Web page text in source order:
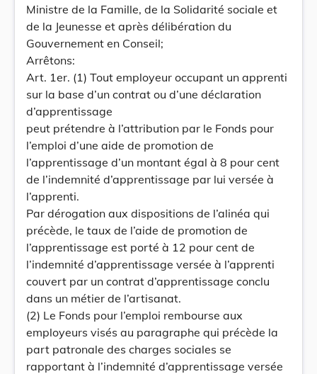
Ministre de la Famille, de la Solidarité sociale et
de la Jeunesse et après délibération du
Gouvernement en Conseil;
Arrêtons:
Art. 1er. (1) Tout employeur occupant un apprenti
sur la base d’un contrat ou d’une déclaration
d’apprentissage
peut prétendre à l’attribution par le Fonds pour
l’emploi d’une aide de promotion de
l’apprentissage d’un montant égal à 8 pour cent
de l’indemnité d’apprentissage par lui versée à
l’apprenti.
Par dérogation aux dispositions de l’alinéa qui
précède, le taux de l’aide de promotion de
l’apprentissage est porté à 12 pour cent de
l’indemnité d’apprentissage versée à l’apprenti
couvert par un contrat d’apprentissage conclu
dans un métier de l’artisanat.
(2) Le Fonds pour l’emploi rembourse aux
employeurs visés au paragraphe qui précède la
part patronale des charges sociales se
rapportant à l’indemnité d’apprentissage versée